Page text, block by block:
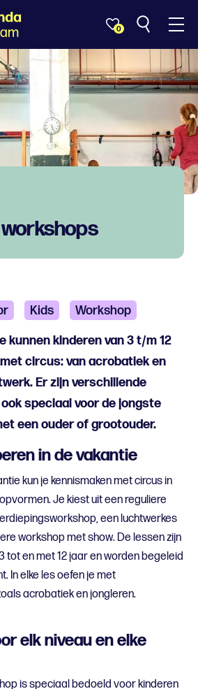
0
Kids Workshop
kunnen kinderen van 3 t/m 12
circus: van acrobatiek en
Er zijn verschillende
speciaal voor de jongste
een ouder of grootouder.
in de vakantie
kun je kennismaken met circus in
Je kiest uit een reguliere
een luchtwerkes
workshop met show. De lessen zijn
tot en met 12 jaar en worden begeleid
In elke les oefen je met
acrobatiek en jongleren.
elk niveau en elke
is speciaal bedoeld voor kinderen